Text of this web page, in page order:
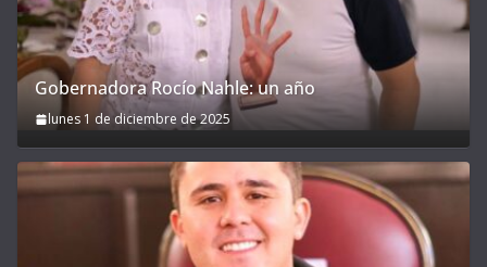
Gobernadora Rocío Nahle: un año
lunes 1 de diciembre de 2025